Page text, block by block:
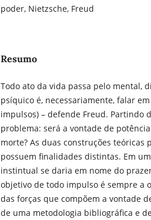
poder, Nietzsche, Freud
Resumo
Todo ato da vida passa pelo mental,
psíquico é, necessariamente, falar
impulsos) – defende Freud. Partindo
problema: será a vontade de
morte? As duas construções teóricas
possuem finalidades distintas. Em
instintual se daria em nome do
objetivo de todo impulso é sempre a
das forças que compõem a vontade
de uma metodologia bibliográfica e